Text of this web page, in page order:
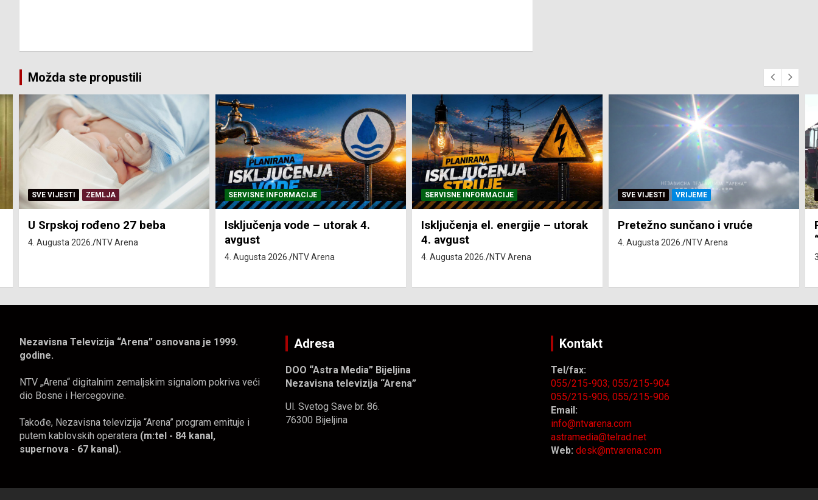
Možda ste propustili
SERVISNE INFORMACIJE
Isključenja vode – utorak 4.
avgust
SERVISNE INFORMACIJE
Isključenja el. energije – utorak
4. avgust
4. Augusta 2026. NTV Arena
SVE VIJESTI VRIJEME
Pretežno sunčano i vruće
4. Augusta 2026.
SVE VIJESTI ZEMLJA
Pravo na subvenciju za traktor
“Belarus” ostvarila 84 korisnika
Nezavisna Televizija “Arena” osnovana je 1999.
godine.
NTV „Arena“ digitalnim zemaljskim signalom pokriva veći
dio Bosne i Hercegovine.
Takođe, Nezavisna televizija “Arena” program emituje i
putem kablovskih operatera (m:tel - 84 kanal,
supernova - 67 kanal).
Adresa
DOO “Astra Media” Bijeljina
Nezavisna televizija “Arena”
Ul. Svetog Save br. 86.
76300 Bijeljina
Kontakt
Tel/fax:
055/215-903;055/215-904
055/215-905;055/215-906
Email:
info@ntvarena.com
astramedia@telrad.net
Web: desk@ntvarena.com